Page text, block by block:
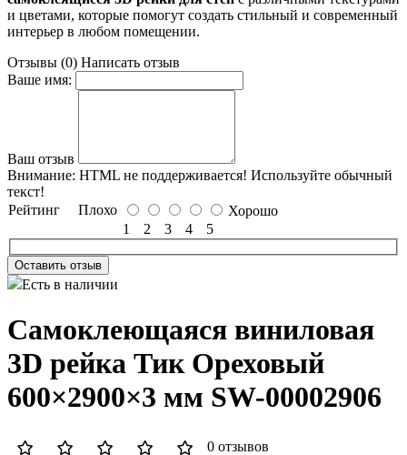
и цветами, которые помогут создать стильный и современный
интерьер в любом помещении.
Отзывы (0) Написать отзыв
Ваше имя:
Ваш отзыв
Внимание: HTML не поддерживается! Используйте обычный
текст!
Рейтинг Плохо
Хорошо
1
2 3 4 5
Оставить отзыв
Есть в наличии
Самоклеющаяся виниловая
3D рейка Тик Ореховый
600×2900×3 мм SW-00002906
0 отзывов